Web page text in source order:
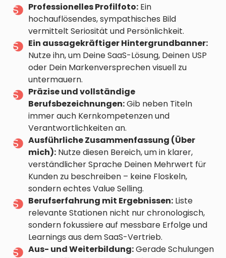
Professionelles Profilfoto: Ein
hochauflösendes, sympathisches Bild
vermittelt Seriosität und Persönlichkeit.
Ein aussagekräftiger Hintergrundbanner:
Nutze ihn, um Deine SaaS-Lösung, Deinen USP
oder Dein Markenversprechen visuell zu
untermauern.
Präzise und vollständige
Berufsbezeichnungen:Gib neben Titeln
immer auch Kernkompetenzen und
Verantwortlichkeiten an.
Ausführliche Zusammenfassung (Über
mich): Nutze diesen Bereich, um in klarer,
verständlicher Sprache Deinen Mehrwert für
Kunden zu beschreiben – keine Floskeln,
sondern echtes Value Selling.
Berufserfahrung mit Ergebnissen: Liste
relevante Stationen nicht nur chronologisch,
sondern fokussiere auf messbare Erfolge und
Learnings aus dem SaaS-Vertrieb.
Aus- und Weiterbildung:Gerade Schulungen